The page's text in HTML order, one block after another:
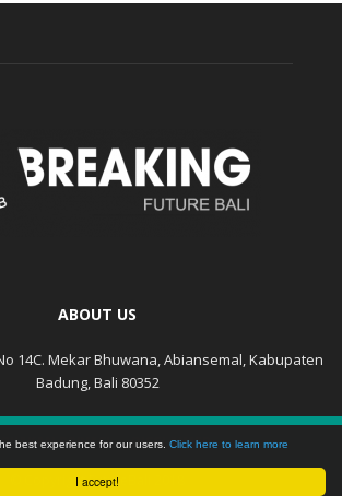
I accept!
best experience for our users. Click here to learn more
ABOUT US
14C. Mekar Bhuwana, Abiansemal, Kabupaten
Badung, Bali 80352
PRIVASI DISCLAIMER
© Copyright FutureBali 2018